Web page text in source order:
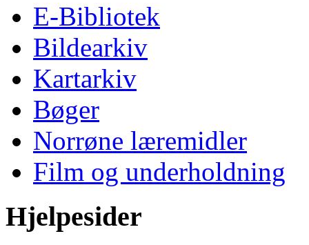
E-Bibliotek
Bildearkiv
Kartarkiv
Bøger
Norrøne læremidler
Film og underholdning
Hjelpesider